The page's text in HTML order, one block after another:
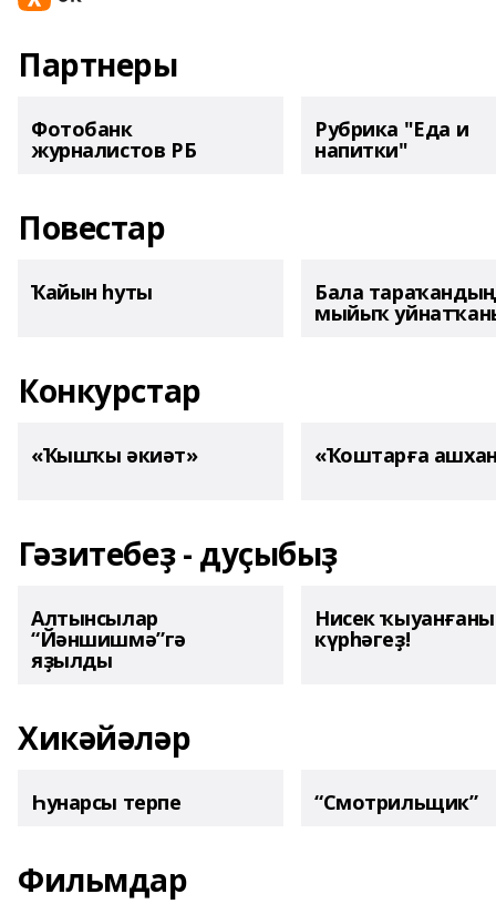
Партнеры
Фотобанк
журналистов РБ
Рубрика "Еда и
напитки"
Повестар
Ҡайын һуты Бала тараҡандың
мыйыҡ
Конкурстар
«Ҡышҡы әкиәт» «Ҡоштарға
Гәзитебеҙ - дуҫыбыҙ
Алтынсылар
“Йәншишмә”гә
яҙылды
Нисек
күрһәгеҙ!
Хикәйәләр
Һунарсы терпе “Смотрильщик”
Фильмдар